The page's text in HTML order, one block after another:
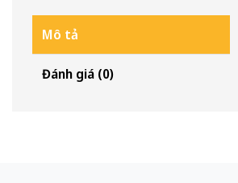
Mô tả
Đánh giá (0)